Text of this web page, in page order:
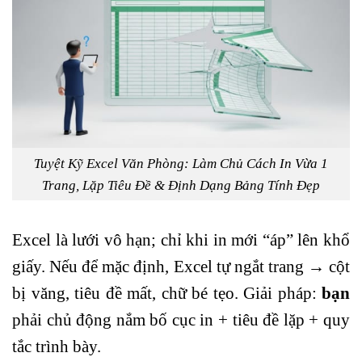
Tuyệt Kỹ Excel Văn Phòng: Làm Chủ Cách In Vừa 1
Trang, Lặp Tiêu Đề & Định Dạng Bảng Tính Đẹp
Excel là lưới vô hạn; chỉ khi in mới “áp” lên khổ
giấy. Nếu để mặc định, Excel tự ngắt trang → cột
bị văng, tiêu đề mất, chữ bé tẹo. Giải pháp: bạn
phải chủ động nắm bố cục in + tiêu đề lặp + quy
tắc trình bày.